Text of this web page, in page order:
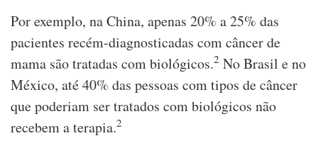
Por exemplo, na China, apenas 20% a 25% das
pacientes recém-diagnosticadas com câncer de
mama são tratadas com biológicos.2 No Brasil e no
México, até 40% das pessoas com tipos de câncer
que poderiam ser tratados com biológicos não
recebem a terapia.2